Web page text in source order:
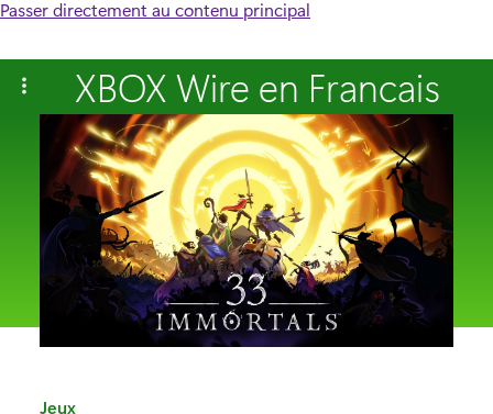
Passer directement au contenu principal
XBOX Wire en Francais
C
Jeux